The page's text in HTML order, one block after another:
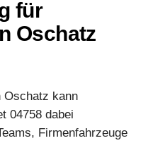
für
Oschatz
Oschatz kann
04758 dabei
Firmenfahrzeuge